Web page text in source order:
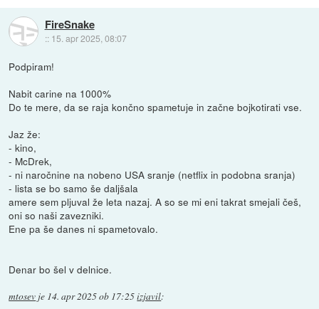
FireSnake
:: 15. apr 2025, 08:07
Podpiram!
Nabit carine na 1000%
Do te mere, da se raja končno spametuje in začne bojkotirati vse.
Jaz že:
- kino,
- McDrek,
- ni naročnine na nobeno USA sranje (netflix in podobna sranja)
- lista se bo samo še daljšala
amere sem pljuval že leta nazaj. A so se mi eni takrat smejali češ,
oni so naši zavezniki.
Ene pa še danes ni spametovalo.
Denar bo šel v delnice.
mtosev je 14. apr 2025 ob 17:25izjavil: